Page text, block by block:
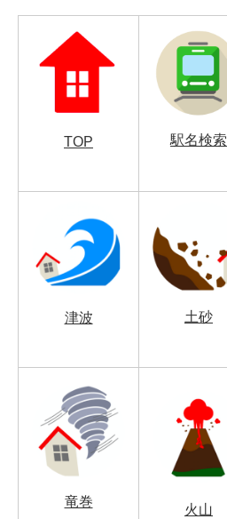
TOP 駅名検索
津波 土砂
竜巻
火山